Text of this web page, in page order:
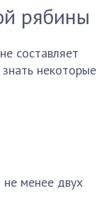
рябины
составляет
некоторые
менее двух